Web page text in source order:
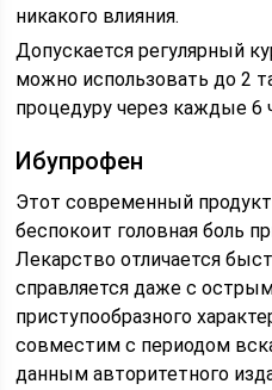
никакого влияния.
Допускается регулярный
можно использовать до 2
процедуру через каждые 6
Ибупрофен
Этот современный продукт
беспокоит головная боль
Лекарство отличается
справляется даже с
приступообразного
совместим с периодом
данным авторитетного